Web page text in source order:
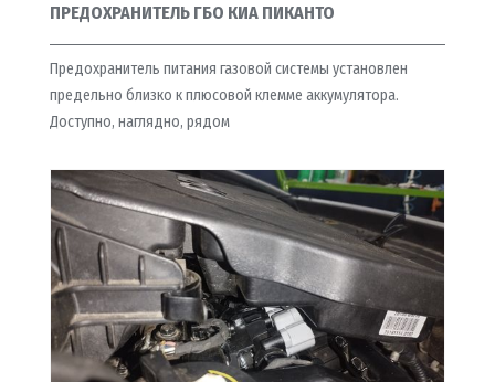
ПРЕДОХРАНИТЕЛЬ ГБО КИА ПИКАНТО
Предохранитель питания газовой системы установлен
предельно близко к плюсовой клемме аккумулятора.
Доступно, наглядно, рядом